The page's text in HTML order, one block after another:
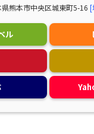
熊本市中央区城東町5-16 [
ル